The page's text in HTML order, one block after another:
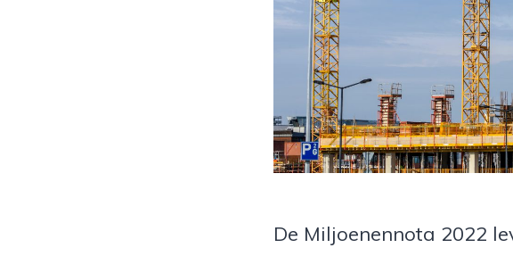
De Miljoenennota 2022